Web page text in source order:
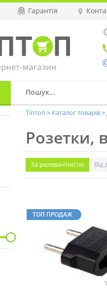
Гарантія
Тіптоп Каталог товарів
Розетки,
За релевантністю
ТОП ПРОДАЖ